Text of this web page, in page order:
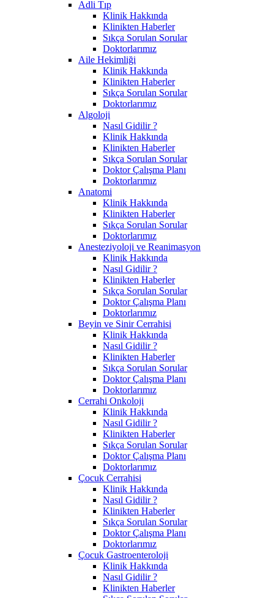
Adli Tıp
Klinik Hakkında
Klinikten Haberler
Sıkça Sorulan Sorular
Doktorlarımız
Aile Hekimliği
Klinik Hakkında
Klinikten Haberler
Sıkça Sorulan Sorular
Doktorlarımız
Algoloji
Nasıl Gidilir ?
Klinik Hakkında
Klinikten Haberler
Sıkça Sorulan Sorular
Doktor Çalışma Planı
Doktorlarımız
Anatomi
Klinik Hakkında
Klinikten Haberler
Sıkça Sorulan Sorular
Doktorlarımız
Anesteziyoloji ve Reanimasyon
Klinik Hakkında
Nasıl Gidilir ?
Klinikten Haberler
Sıkça Sorulan Sorular
Doktor Çalışma Planı
Doktorlarımız
Beyin ve Sinir Cerrahisi
Klinik Hakkında
Nasıl Gidilir ?
Klinikten Haberler
Sıkça Sorulan Sorular
Doktor Çalışma Planı
Doktorlarımız
Cerrahi Onkoloji
Klinik Hakkında
Nasıl Gidilir ?
Klinikten Haberler
Sıkça Sorulan Sorular
Doktor Çalışma Planı
Doktorlarımız
Çocuk Cerrahisi
Klinik Hakkında
Nasıl Gidilir ?
Klinikten Haberler
Sıkça Sorulan Sorular
Doktor Çalışma Planı
Doktorlarımız
Çocuk Gastroenteroloji
Klinik Hakkında
Nasıl Gidilir ?
Klinikten Haberler